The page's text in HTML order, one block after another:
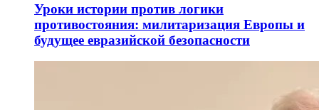
Уроки истории против логики
противостояния: милитаризация Европы и
будущее евразийской безопасности